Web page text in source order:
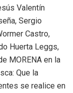
Valentín
Sergio
Castro,
Huerta Leggs,
MORENA en la
Que la
se realice en